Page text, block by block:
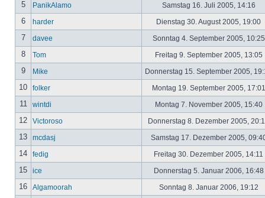
5 PanikAlamo Samstag 16. Juli 2005, 14:16
6 harder Dienstag 30. August 2005, 19:00
7 davee Sonntag 4. September 2005,
8 Tom Freitag 9. September 2005, 13:05
9 Mike Donnerstag 15. September 2005,
10 folker Montag 19. September 2005,
11 wintdi Montag 7. November 2005, 15:40
12 Victoroso Donnerstag 8. Dezember 2005,
13 mcdasj Samstag 17. Dezember 2005,
14 fedig Freitag 30. Dezember 2005, 14:11
15 ice Donnerstag 5. Januar 2006, 16:48
16 Algamoorah Sonntag 8. Januar 2006, 19:12